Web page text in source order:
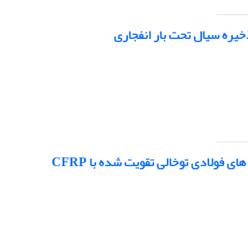
سیال تحت بار انفجاری